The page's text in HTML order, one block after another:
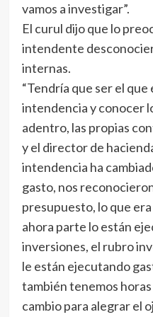
vamos a investigar”.
El curul dijo que lo
intendente
internas.
“Tendría que ser el que
intendencia y conocer
adentro, las propias
y el director de
intendencia ha
gasto, nos
presupuesto, lo que
ahora parte lo están
inversiones, el rubro
le están ejecutando
también tenemos
cambio para alegrar el